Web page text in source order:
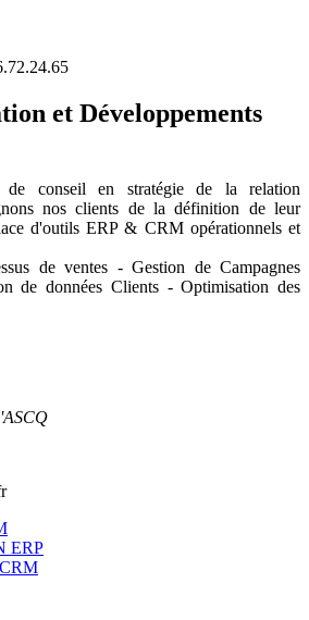
et Développements
de conseil en stratégie de la relation
nos clients de la définition de leur
d'outils ERP & CRM opérationnels et
de ventes - Gestion de Campagnes
de données Clients - Optimisation des
ERP